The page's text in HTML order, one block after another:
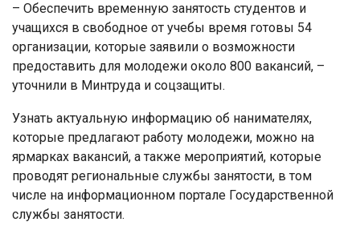
– Обеспечить временную занятость студентов и
учащихся в свободное от учебы время готовы 54
организации, которые заявили о возможности
предоставить для молодежи около 800 вакансий, –
уточнили в Минтруда и соцзащиты.
Узнать актуальную информацию об нанимателях,
которые предлагают работу молодежи, можно на
ярмарках вакансий, а также мероприятий, которые
проводят региональные службы занятости, в том
числе на информационном портале Государственной
службы занятости.